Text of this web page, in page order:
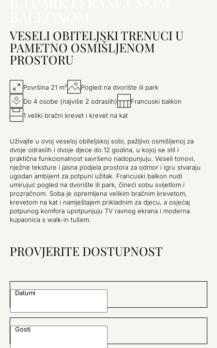
VESELI OBITELJSKI TRENUCI U
PAMETNO OSMIŠLJENOM
PROSTORU
Površina 21 m²
Pogled na dvorište ili park
Do 4 osobe (najviše 2 odraslih)
Francuski balkon
1 veliki bračni krevet i krevet na kat
Uživajte u ovoj veseloj obiteljskoj sobi, pažljivo osmišljenoj za
dvoje odraslih i dvoje djece do 12 godina, u kojoj se stil i
praktična funkcionalnost savršeno nadopunjuju. Veseli tonovi,
nježne teksture i jasna podjela prostora za odmor i igru stvaraju
ugodan ambijent za potpuni užitak. Francuski balkon nudi
umirujuć pogled na dvorište ili park, čineći sobu svijetlom i
prozračnom. Soba je opremljena velikim bračnim krevetom,
krevetom na kat i namještajem prikladnim za djecu, a osjećaj
potpunog komfora upotpunjuju TV ravnog ekrana i moderna
kupaonica s walk-in tušem.
PROVJERITE DOSTUPNOST
Datumi
Gosti